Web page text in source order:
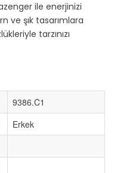
ile enerjinizi
ve şık tasarımlara
tarzınızı
9386.C1
Erkek